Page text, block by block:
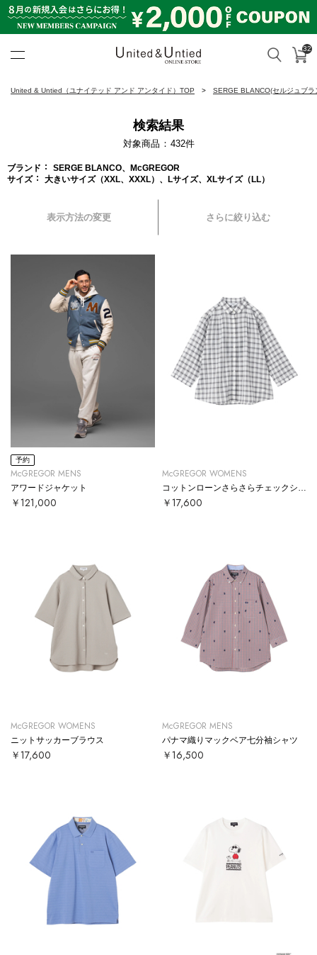
検索 カ
32
United & Untied（ユナイテッド アンド アンタイド）TOP SERGE BLANCO(セルジュブ
検索結果
対象商品 432件
ブランド
SERGE BLANCO、McGREGOR
サイズ
大きいサイズ（XXL、XXXL）、Lサイズ、XLサイズ（LL）
表示方法の変更 さらに絞り込む
予約
McGREGOR MENS
アワードジャケット
￥121,000
McGREGOR WOMENS
￥17,600
McGREGOR WOMENS
ニットサッカーブラウス
￥17,600
McGREGOR MENS
パナマ織りマックベア七分袖シャツ
￥16,500